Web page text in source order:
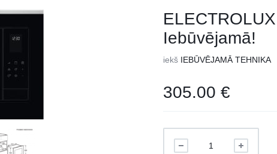
Iebūvējamā!
iekš IEBŪVĒJAMĀ TEHNIKA
305.00€